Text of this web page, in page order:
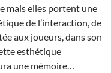
mais elles portent une
de l’interaction, de
aux joueurs, dans son
esthétique
une mémoire…